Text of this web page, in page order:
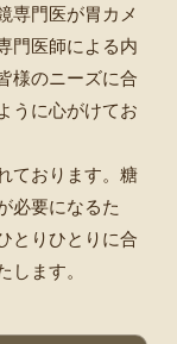
専門医が胃カメ
門医師による内
様のニーズに合
うに心がけてお
ております。糖
必要になるた
とりひとりに合
ます。